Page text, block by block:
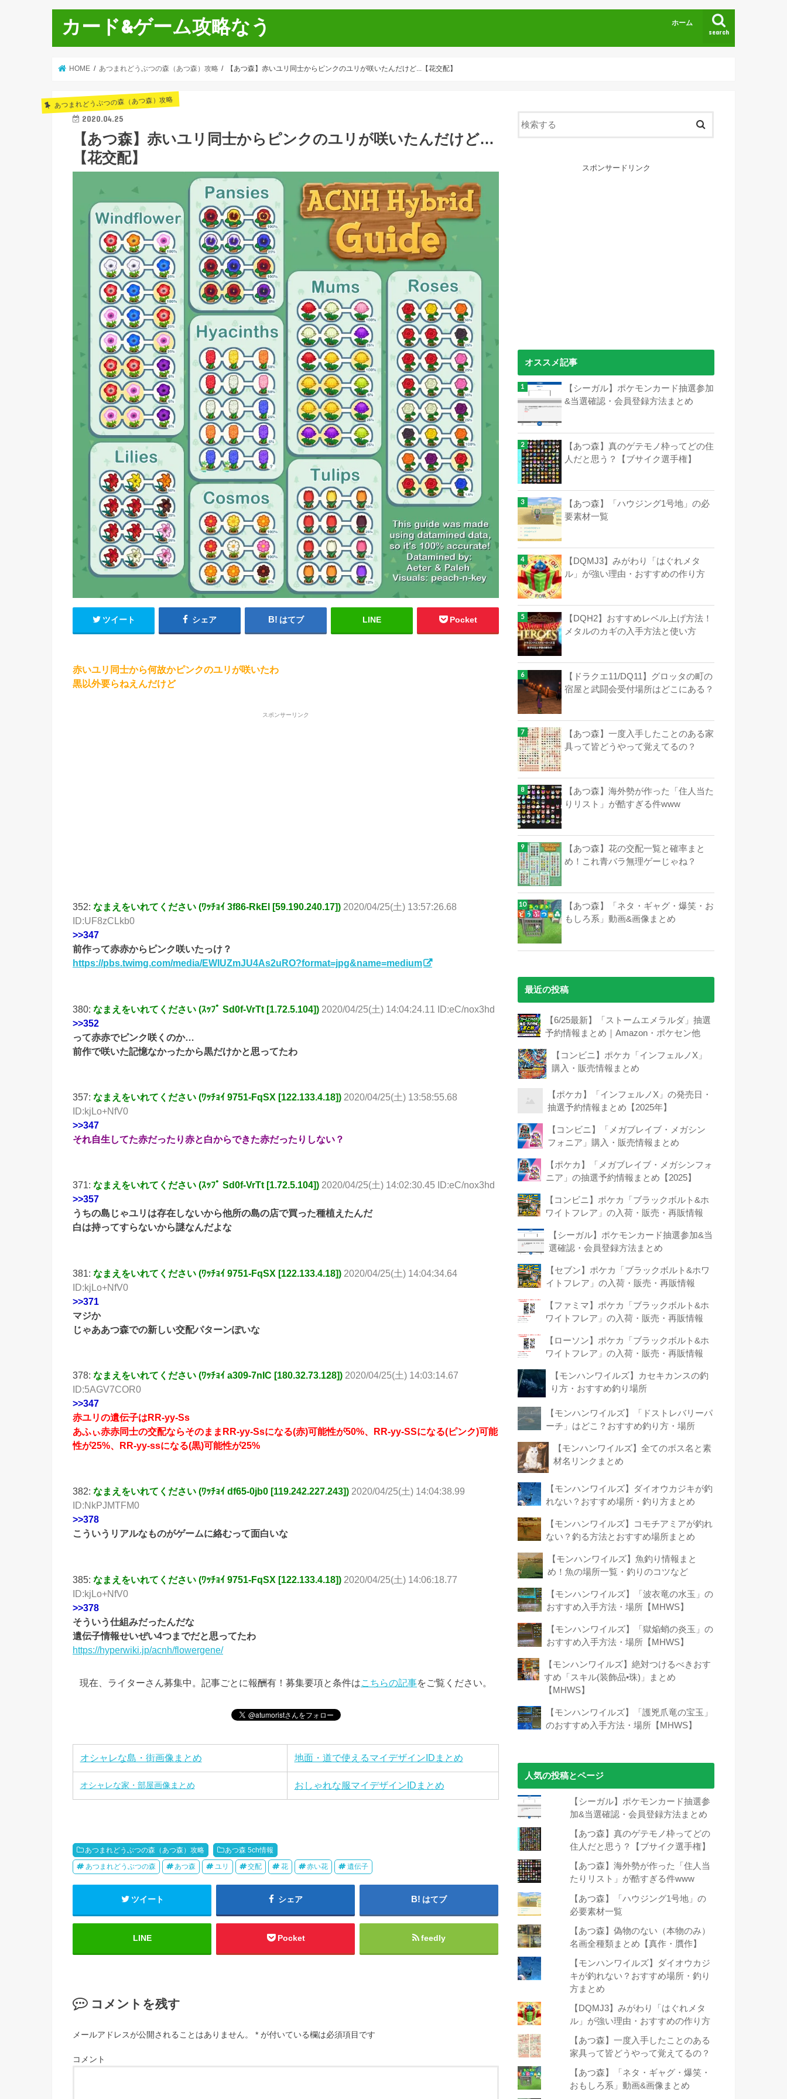
カード&ゲーム攻略なう search
ホーム
HOME あつまれどうぶつの森（あつ森）攻略 【あつ森】赤いユリ同士からピンクのユリが咲いたんだけど...【花交配】
あつまれどうぶつの森（あつ森）攻略
2020.04.25
【あつ森】赤いユリ同士からピンクのユリが咲いたんだけど…
【花交配】
ツイート シェア はてブ LINE Pocket
赤いユリ同士から何故かピンクのユリが咲いたわ
黒以外要らねえんだけど
スポンサーリンク
352: なまえをいれてください (ﾜｯﾁｮｲ 3f86-RkEl [59.190.240.17]) 2020/04/25(土) 13:57:26.68
ID:UF8zCLkb0
>>347
前作って赤赤からピンク咲いたっけ？
https://pbs.twimg.com/media/EWIUZmJU4As2uRO?format=jpg&name=medium
380: なまえをいれてください (ｽｯﾌﾟ Sd0f-VrTt [1.72.5.104]) 2020/04/25(土) 14:04:24.11 ID:eC/nox3hd
>>352
って赤赤でピンク咲くのか…
前作で咲いた記憶なかったから黒だけかと思ってたわ
357: なまえをいれてください (ﾜｯﾁｮｲ 9751-FqSX [122.133.4.18]) 2020/04/25(土) 13:58:55.68
ID:kjLo+NfV0
>>347
それ自生してた赤だったり赤と白からできた赤だったりしない？
371: なまえをいれてください (ｽｯﾌﾟ Sd0f-VrTt [1.72.5.104]) 2020/04/25(土) 14:02:30.45 ID:eC/nox3hd
>>357
うちの島じゃユリは存在しないから他所の島の店で買った種植えたんだ
白は持ってすらないから謎なんだよな
381: なまえをいれてください (ﾜｯﾁｮｲ 9751-FqSX [122.133.4.18]) 2020/04/25(土) 14:04:34.64
ID:kjLo+NfV0
>>371
マジか
じゃああつ森での新しい交配パターンぽいな
378: なまえをいれてください (ﾜｯﾁｮｲ a309-7nIC [180.32.73.128]) 2020/04/25(土) 14:03:14.67
ID:5AGV7COR0
>>347
赤ユリの遺伝子はRR-yy-Ss
あふぃ赤赤同士の交配ならそのままRR-yy-Ssになる(赤)可能性が50%、RR-yy-SSになる(ピンク)可能
性が25%、RR-yy-ssになる(黒)可能性が25%
382: なまえをいれてください (ﾜｯﾁｮｲ df65-0jb0 [119.242.227.243]) 2020/04/25(土) 14:04:38.99
ID:NkPJMTFM0
>>378
こういうリアルなものがゲームに絡むって面白いな
385: なまえをいれてください (ﾜｯﾁｮｲ 9751-FqSX [122.133.4.18]) 2020/04/25(土) 14:06:18.77
ID:kjLo+NfV0
>>378
そういう仕組みだったんだな
遺伝子情報せいぜい4つまでだと思ってたわ
https://hyperwiki.jp/acnh/flowergene/
現在、ライターさん募集中。記事ごとに報酬有！募集要項と条件はこちらの記事をご覧ください。
オシャレな島・街画像まとめ 地面・道で使えるマイデザインIDまとめ
オシャレな家・部屋画像まとめ おしゃれな服マイデザインIDまとめ
あつまれどうぶつの森（あつ森）攻略 あつ森 5ch情報
あつまれどうぶつの森 あつ森 ユリ 交配 花 赤い花 遺伝子
ツイート シェア はてブ
LINE Pocket feedly
コメントを残す
メールアドレスが公開されることはありません。 * が付いている欄は必須項目です
コメント
スポンサードリンク
オススメ記事
【シーガル】ポケモンカード抽選参加
&当選確認・会員登録方法まとめ
【あつ森】真のゲテモノ枠ってどの住
人だと思う？【ブサイク選手権】
【あつ森】「ハウジング1号地」の必
要素材一覧
【DQMJ3】みがわり「はぐれメタ
ル」が強い理由・おすすめの作り方
【DQH2】おすすめレベル上げ方法！
メタルのカギの入手方法と使い方
【ドラクエ11/DQ11】グロッタの町の
宿屋と武闘会受付場所はどこにある？
【あつ森】一度入手したことのある家
具って皆どうやって覚えてるの？
【あつ森】海外勢が作った「住人当た
りリスト」が酷すぎる件www
【あつ森】花の交配一覧と確率まと
め！これ青バラ無理ゲーじゃね？
【あつ森】「ネタ・ギャグ・爆笑・お
もしろ系」動画&画像まとめ
最近の投稿
【6/25最新】「ストームエメラルダ」抽選
予約情報まとめ｜Amazon・ポケセン他
【コンビニ】ポケカ「インフェルノX」
購入・販売情報まとめ
【ポケカ】「インフェルノX」の発売日・
抽選予約情報まとめ【2025年】
【コンビニ】「メガブレイブ・メガシン
フォニア」購入・販売情報まとめ
【ポケカ】「メガブレイブ・メガシンフォ
ニア」の抽選予約情報まとめ【2025】
【コンビニ】ポケカ「ブラックボルト&ホ
ワイトフレア」の入荷・販売・再販情報
【シーガル】ポケモンカード抽選参加&当
選確認・会員登録方法まとめ
【セブン】ポケカ「ブラックボルト&ホワ
イトフレア」の入荷・販売・再販情報
【ファミマ】ポケカ「ブラックボルト&ホ
ワイトフレア」の入荷・販売・再販情報
【ローソン】ポケカ「ブラックボルト&ホ
ワイトフレア」の入荷・販売・再販情報
【モンハンワイルズ】カセキカンスの釣
り方・おすすめ釣り場所
【モンハンワイルズ】「ドストレバリーパ
ーチ」はどこ？おすすめ釣り方・場所
【モンハンワイルズ】全てのボス名と素
材名リンクまとめ
【モンハンワイルズ】ダイオウカジキが釣
れない？おすすめ場所・釣り方まとめ
【モンハンワイルズ】コモチアミアが釣れ
ない？釣る方法とおすすめ場所まとめ
【モンハンワイルズ】魚釣り情報まと
め！魚の場所一覧・釣りのコツなど
【モンハンワイルズ】「波衣竜の水玉」の
おすすめ入手方法・場所【MHWS】
【モンハンワイルズ】「獄焔蛸の炎玉」の
おすすめ入手方法・場所【MHWS】
【モンハンワイルズ】絶対つけるべきおす
すめ「スキル(装飾品•珠)」まとめ
【MHWS】
【モンハンワイルズ】「護兇爪竜の宝玉」
のおすすめ入手方法・場所【MHWS】
人気の投稿とページ
【シーガル】ポケモンカード抽選参
加&当選確認・会員登録方法まとめ
【あつ森】真のゲテモノ枠ってどの
住人だと思う？【ブサイク選手権】
【あつ森】海外勢が作った「住人当
たりリスト」が酷すぎる件www
【あつ森】「ハウジング1号地」の
必要素材一覧
【あつ森】偽物のない（本物のみ）
名画全種類まとめ【真作・贋作】
【モンハンワイルズ】ダイオウカジ
キが釣れない？おすすめ場所・釣り
方まとめ
【DQMJ3】みがわり「はぐれメタ
ル」が強い理由・おすすめの作り方
【あつ森】一度入手したことのある
家具って皆どうやって覚えてるの？
【あつ森】「ネタ・ギャグ・爆笑・
おもしろ系」動画&画像まとめ